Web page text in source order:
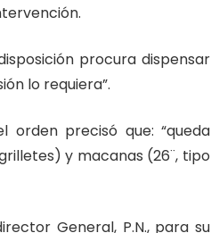
procura dispensar
lo requiera”.
precisó que: “queda
y macanas (26¨, tipo
General, P.N., para su